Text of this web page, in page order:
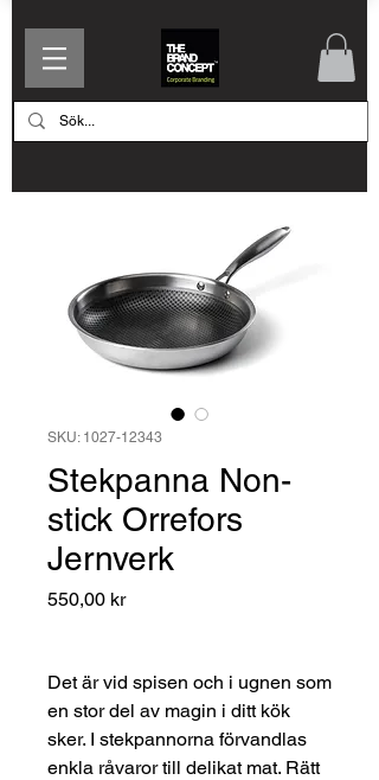
SKU: 1027-12343
Stekpanna Non-
stick Orrefors
Jernverk
550,00 krPris
Det är vid spisen och i ugnen som
en stor del av magin i ditt kök
sker. I stekpannorna förvandlas
enkla råvaror till delikat mat. Rätt